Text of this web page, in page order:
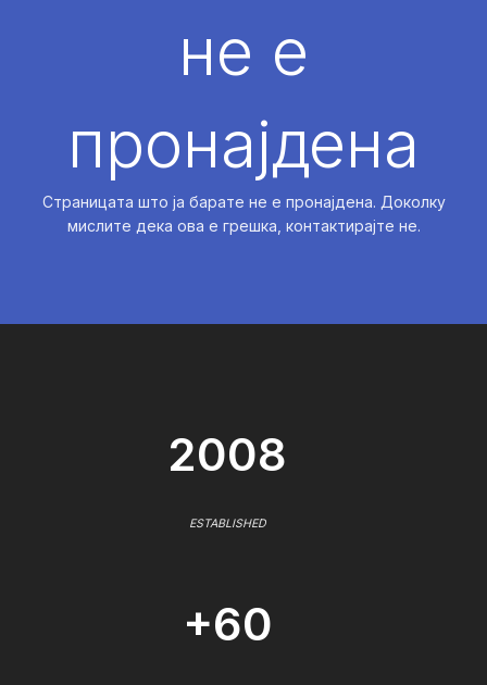
не е
пронајдена
Страницата што ја барате не е пронајдена. Доколку
мислите дека ова е грешка, контактирајте не.
2008
ESTABLISHED
+60